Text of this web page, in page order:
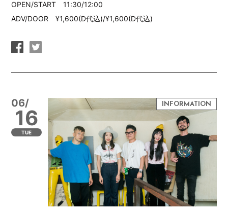
OPEN/START 11:30/12:00
ADV/DOOR ¥1,600(D代込)/¥1,600(D代込)
06/
16
TUE